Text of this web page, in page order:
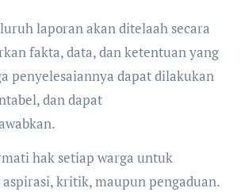
laporan akan ditelaah secara
fakta, data, dan ketentuan yang
penyelesaiannya dapat dilakukan
dan dapat
hak setiap warga untuk
kritik, maupun pengaduan.